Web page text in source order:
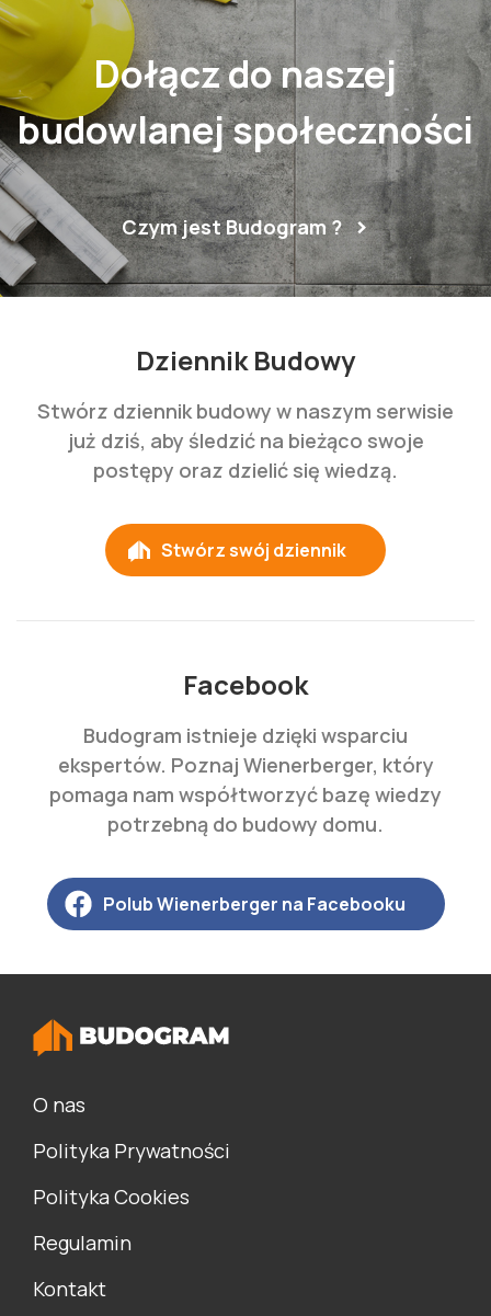
Dołącz do naszej
budowlanej społeczności
Czym jest Budogram ?
Dziennik Budowy
Stwórz dziennik budowy w naszym serwisie
już dziś, aby śledzić na bieżąco swoje
postępy oraz dzielić się wiedzą.
Stwórz swój dziennik
Facebook
Budogram istnieje dzięki wsparciu
ekspertów. Poznaj Wienerberger, który
pomaga nam współtworzyć bazę wiedzy
potrzebną do budowy domu.
Polub Wienerberger na Facebooku
O nas
Polityka Prywatności
Polityka Cookies
Regulamin
Kontakt